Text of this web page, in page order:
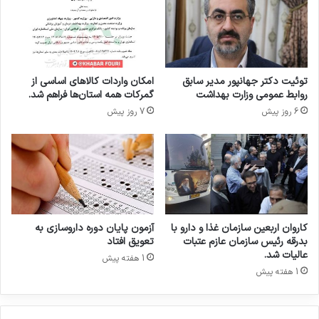
غ
ذ
ا
و
د
ا
ر
و
ر
ل
ز
م
چ
ا
ب
ک‌
ا
ز
پ
ر
س
ت
ا
ر
ف
د
ا
ک
ا
ر
ی
م
ا
ر
س
ا
توئیت دکتر جهانپور مدیر سابق
روابط عمومی وزارت بهداشت
6 روز پیش
امکان واردات کالاهای اساسی از
گمرکات همه استان‌ها فراهم شد.
7 روز پیش
کاروان اربعین سازمان غذا و دارو با
بدرقه رئیس سازمان عازم عتبات
عالیات شد.
1 هفته پیش
آزمون پایان دوره داروسازی به
تعویق افتاد
1 هفته پیش